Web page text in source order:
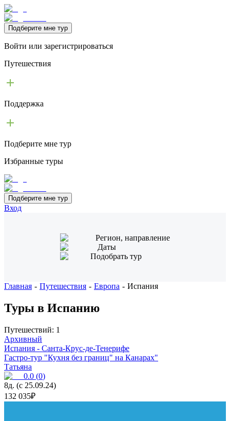
Подберите мне тур
Войти или зарегистрироваться
Путешествия
Поддержка
Подберите мне тур
Избранные туры
Подберите мне тур
Вход
Регион, направление
Даты
Подобрать тур
Главная - Путешествия - Европа - Испания
Туры в Испанию
Путешествий: 1
Архивный
Испания - Санта-Крус-де-Тенерифе
Гастро-тур "Кухня без границ" на Канарах"
Татьяна
0.0 (0)
8д. (с 25.09.24)
132 035₽